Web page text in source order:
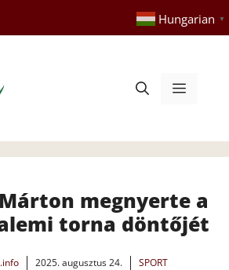
Hungarian ▼
Menü
megnyerte a
torna döntőjét
2025. augusztus 24. SPORT